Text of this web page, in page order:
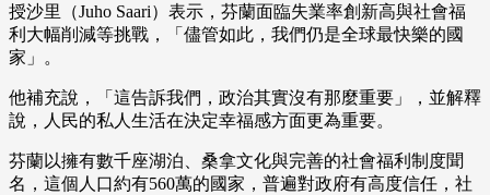
授沙里（Juho Saari）表示，芬蘭面臨失業率創新高與社會福
利大幅削減等挑戰，「儘管如此，我們仍是全球最快樂的國
家」。
他補充說，「這告訴我們，政治其實沒有那麼重要」，並解釋
說，人民的私人生活在決定幸福感方面更為重要。
芬蘭以擁有數千座湖泊、桑拿文化與完善的社會福利制度聞
名，這個人口約有560萬的國家，普遍對政府有高度信任，社